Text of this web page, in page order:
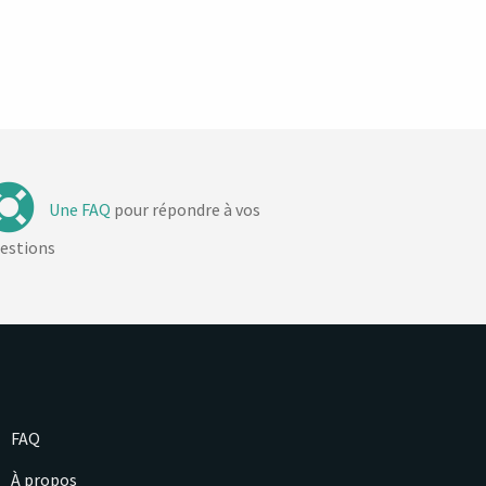
Une FAQ pour répondre à vos
FAQ
À propos